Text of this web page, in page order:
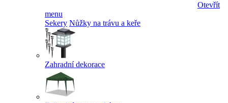
Otevřít
menu
Sekery Nůžky na trávu a keře
Zahradní dekorace